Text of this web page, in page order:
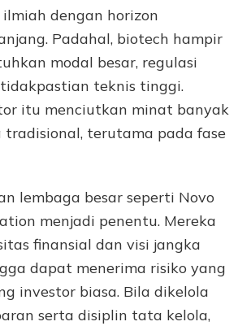
dengan horizon
Padahal, biotech hampir
modal besar, regulasi
teknis tinggi.
itu menciutkan minat banyak
tradisional, terutama pada fase
lembaga besar seperti Novo
menjadi penentu. Mereka
finansial dan visi jangka
dapat menerima risiko yang
investor biasa. Bila dikelola
serta disiplin tata kelola,